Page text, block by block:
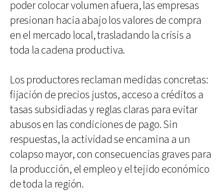
poder colocar volumen afuera, las empresas
presionan hacia abajo los valores de compra
en el mercado local, trasladando la crisis a
toda la cadena productiva.
Los productores reclaman medidas concretas:
fijación de precios justos, acceso a créditos a
tasas subsidiadas y reglas claras para evitar
abusos en las condiciones de pago. Sin
respuestas, la actividad se encamina a un
colapso mayor, con consecuencias graves para
la producción, el empleo y el tejido económico
de toda la región.